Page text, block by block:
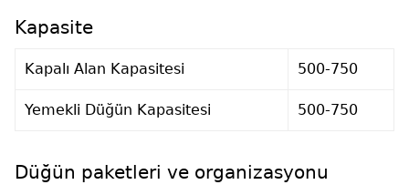
Kapasite
Kapalı Alan Kapasitesi 500-750
Yemekli Düğün Kapasitesi 500-750
Düğün paketleri ve organizasyonu